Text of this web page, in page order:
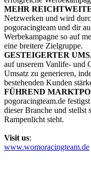
MEHR
Netzwerken und wird
pogoracingteam und dir
Werbekampagne so auf
eine breitere Zielgruppe.
GESTEIGERTER
auf unserem Vanlife- und
Umsatz zu generieren,
bestehenden Kunden
FÜHREND
pogoracingteam.de
dieser Branche und stellst
Rampenlicht steht.
Visit us:
www.womoracingteam.de